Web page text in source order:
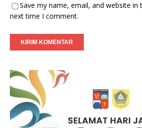
Save my name, email, and website
next time I comment.